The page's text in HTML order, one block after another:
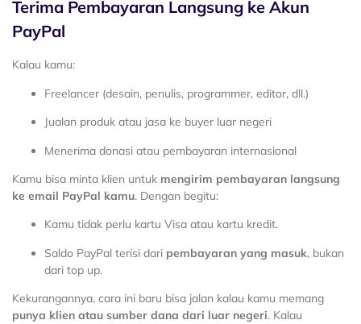
Terima Pembayaran Langsung ke Akun
PayPal
Kalau kamu:
Freelancer (desain, penulis, programmer, editor, dll.)
Jualan produk atau jasa ke buyer luar negeri
Menerima donasi atau pembayaran internasional
Kamu bisa minta klien untuk mengirim pembayaran langsung
ke email PayPal kamu. Dengan begitu:
Kamu tidak perlu kartu Visa atau kartu kredit.
Saldo PayPal terisi dari pembayaran yang masuk, bukan
dari top up.
Kekurangannya, cara ini baru bisa jalan kalau kamu memang
punya klien atau sumber dana dari luar negeri. Kalau